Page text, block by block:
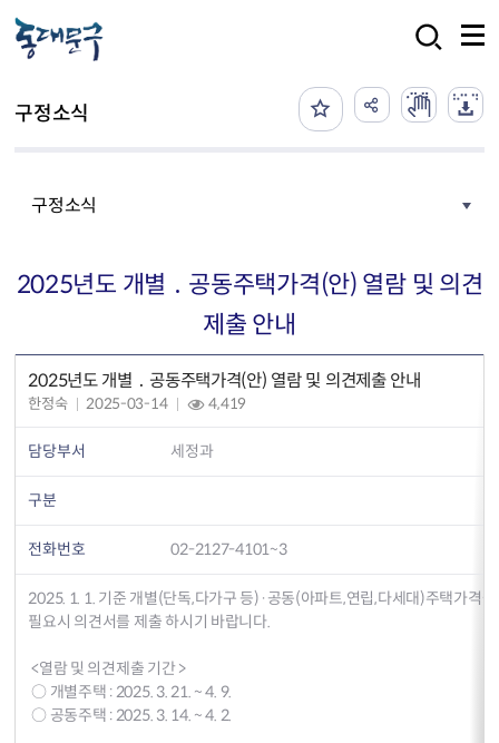
구정소식
구정소식
2025년도 개별 ․ 공동주택가격(안) 열람 및 의견
제출 안내
2025년도 개별 ․ 공동주택가격(안) 열람 및 의견제출 안내
한정숙 2025-03-14 4,419
담당부서 세정과
구분
전화번호 02-2127-4101~3
2025. 1. 1. 기준 개별(단독,다가구 등)·공동(아파트,연립,다세대)주택가격
필요시 의견서를 제출 하시기 바랍니다.
<열람 및 의견제출 기간 >
○ 개별주택 : 2025. 3. 21. ~ 4. 9.
○ 공동주택 : 2025. 3. 14. ~ 4. 2.